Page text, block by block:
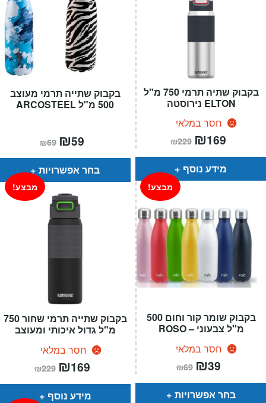
בקבוק שתייה תרמי מעוצב
500 מ"ל ARCOSTEEL
₪69 המחיר
המקורי
היה:
₪69.
₪59
הוא:
בחר אפשרויות
בקבוק שתיה תרמי 750 מ"ל
ELTON נירוסטה
חסר במלאי
₪229 המחיר
המקורי
היה:
₪229.
₪169
הוא:
מידע נוסף
בקבוק שתייה תרמי שחור 750
מ"ל גדול איכותי ומעוצב
חסר במלאי
מבצע!
₪229 המחיר
המקורי
היה:
₪229.
₪169
הוא:
מידע נוסף
בקבוק שומר קור וחום 500
מ"ל צבעוני – ROSO
חסר במלאי
מבצע!
₪69 המחיר
המקורי
היה:
₪69.
₪39
הוא:
בחר אפשרויות